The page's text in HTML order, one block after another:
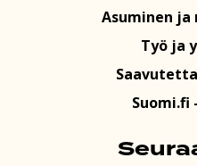
Asuminen
Työ ja
Suomi.fi